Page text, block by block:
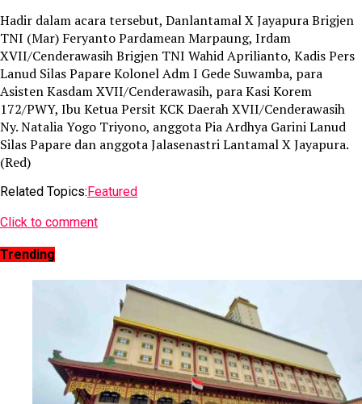
Hadir dalam acara tersebut, Danlantamal X Jayapura Brigjen
TNI (Mar) Feryanto Pardamean Marpaung, Irdam
XVII/Cenderawasih Brigjen TNI Wahid Aprilianto, Kadis Pers
Lanud Silas Papare Kolonel Adm I Gede Suwamba, para
Asisten Kasdam XVII/Cenderawasih, para Kasi Korem
172/PWY, Ibu Ketua Persit KCK Daerah XVII/Cenderawasih
Ny. Natalia Yogo Triyono, anggota Pia Ardhya Garini Lanud
Silas Papare dan anggota Jalasenastri Lantamal X Jayapura.
(Red)
Related Topics:Featured
Click to comment
Trending